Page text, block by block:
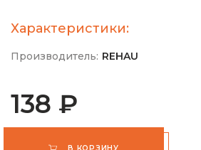
Характеристики:
Производитель: REHAU
138 ₽